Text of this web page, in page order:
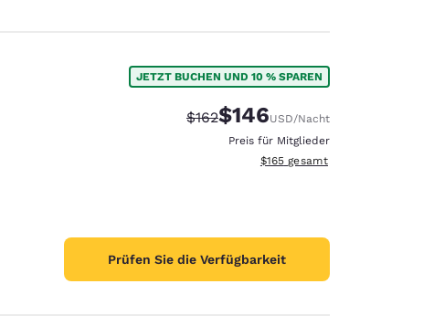
JETZT BUCHEN UND 10 % SPAREN
Durchgestrichener Preis:
$162Vergünstigter Preis:
$146USD/Nacht
Preis für Mitglieder
Geschätzte Gesamtdetails
$165 gesamt
Prüfen Sie die Verfügbarkeit